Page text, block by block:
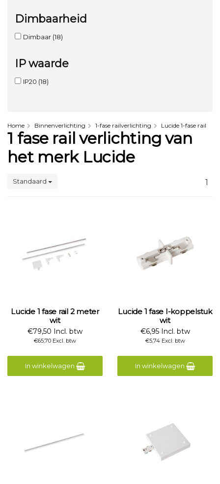
Dimbaarheid
Dimbaar (18)
IP waarde
IP20 (18)
Home Binnenverlichting 1-fase railverlichting Lucide 1-fase rail
1 fase rail verlichting van
het merk Lucide
Standaard 1
Lucide 1 fase rail 2 meter
wit
€79,50 Incl. btw
€65,70 Excl. btw
In winkelwagen
Lucide 1 fase I-koppelstuk
wit
€6,95 Incl. btw
€5,74 Excl. btw
In winkelwagen